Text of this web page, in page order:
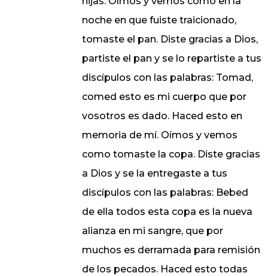
noche en que fuiste traicionado,
tomaste el pan. Diste gracias a Dios,
partiste el pan y se lo repartiste a tus
discípulos con las palabras: Tomad,
comed esto es mi cuerpo que por
vosotros es dado. Haced esto en
memoria de mí. Oímos y vemos
como tomaste la copa. Diste gracias
a Dios y se la entregaste a tus
discípulos con las palabras: Bebed
de ella todos esta copa es la nueva
alianza en mi sangre, que por
muchos es derramada para remisión
de los pecados. Haced esto todas